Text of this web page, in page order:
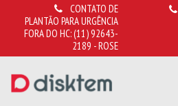
CONTATO DE
PLANTÃO PARA URGÊNCIA
FORA DO HC:(11) 92643-
2189 - ROSE